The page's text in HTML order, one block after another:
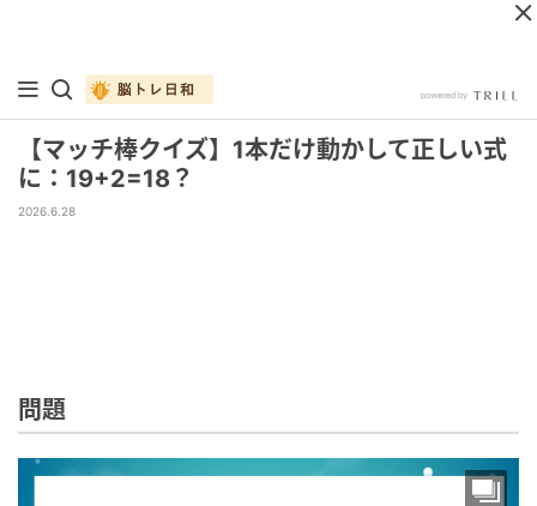
【マッチ棒クイズ】1本だけ動かして正しい式
に：19+2=18？
2026.6.28
問題